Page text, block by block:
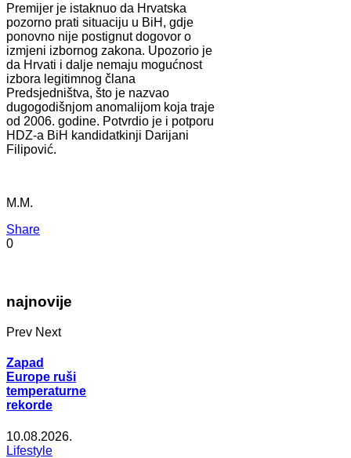
Premijer je istaknuo da Hrvatska
pozorno prati situaciju u BiH, gdje
ponovno nije postignut dogovor o
izmjeni izbornog zakona. Upozorio je
da Hrvati i dalje nemaju mogućnost
izbora legitimnog člana
Predsjedništva, što je nazvao
dugogodišnjom anomalijom koja traje
od 2006. godine. Potvrdio je i potporu
HDZ-a BiH kandidatkinji Darijani
Filipović.
M.M.
Share
0
najnovije
Prev Next
Zapad
Europe ruši
temperaturne
rekorde
10.08.2026.
Lifestyle